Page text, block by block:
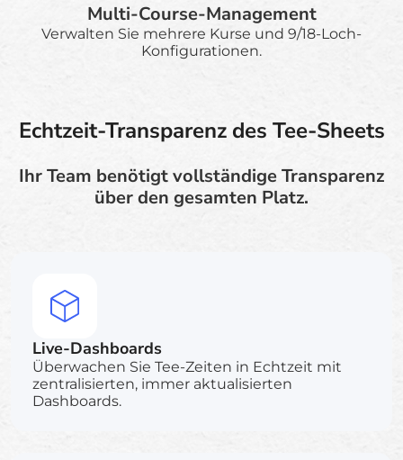
Multi-Course-Management
Verwalten Sie mehrere Kurse und 9/18-Loch-
Konfigurationen.
Echtzeit-Transparenz des Tee-Sheets
Ihr Team benötigt vollständige Transparenz
über den gesamten Platz.
Live-Dashboards
Überwachen Sie Tee-Zeiten in Echtzeit mit
zentralisierten, immer aktualisierten
Dashboards.